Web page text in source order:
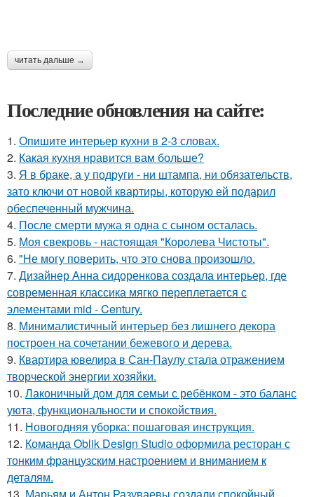
читать дальше →
Последние обновления на сайте:
1. Опишите интерьер кухни в 2-3 словах.
2. Какая кухня нравится вам больше?
3. Я в браке, а у подруги - ни штампа, ни обязательств,
зато ключи от новой квартиры, которую ей подарил
обеспеченный мужчина.
4. После смерти мужа я одна с сыном осталась.
5. Моя свекровь - настоящая "Королева Чистоты".
6. "Не могу поверить, что это снова произошло.
7. Дизайнер Анна сидоренкова создала интерьер, где
современная классика мягко переплетается с
элементами mid - Century.
8. Минималистичный интерьер без лишнего декора
построен на сочетании бежевого и дерева.
9. Квартира ювелира в Сан-Паулу стала отражением
творческой энергии хозяйки.
10. Лаконичный дом для семьи с ребёнком - это баланс
уюта, функциональности и спокойствия.
11. Новогодняя уборка: пошаговая инструкция.
12. Команда Oblik Design Studio оформила ресторан с
тонким французским настроением и вниманием к
деталям.
13. Марьям и Антон Разуваевы создали спокойный,